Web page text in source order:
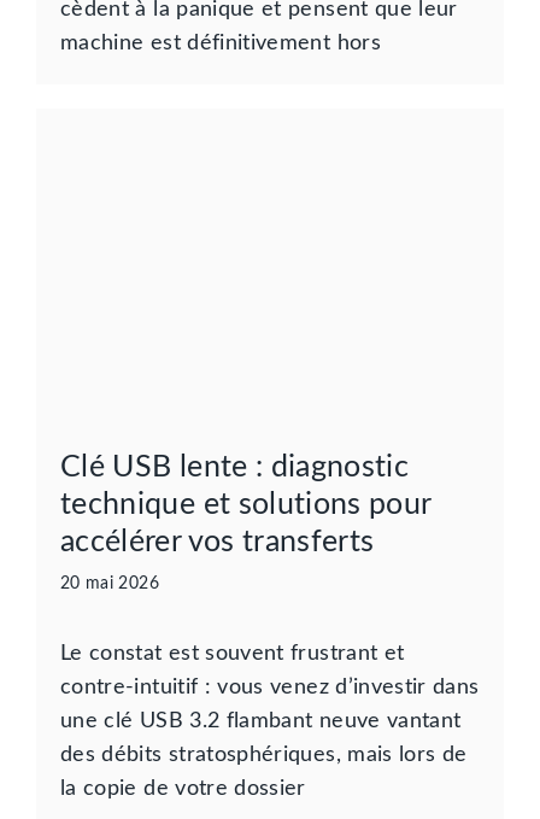
cèdent à la panique et pensent que leur
machine est définitivement hors
Clé USB lente : diagnostic
technique et solutions pour
accélérer vos transferts
20 mai 2026
Le constat est souvent frustrant et
contre-intuitif : vous venez d’investir dans
une clé USB 3.2 flambant neuve vantant
des débits stratosphériques, mais lors de
la copie de votre dossier